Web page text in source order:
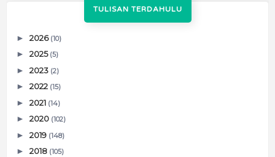
TULISAN TERDAHULU
► 2026 (10)
► 2025 (5)
► 2023 (2)
► 2022 (15)
► 2021 (14)
► 2020 (102)
► 2019 (148)
► 2018 (105)